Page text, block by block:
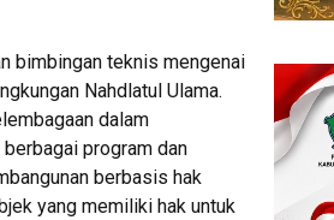
bimbingan teknis mengenai
Nahdlatul Ulama.
dalam
program dan
berbasis hak
yang memiliki hak untuk